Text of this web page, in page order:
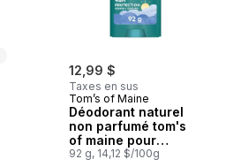
12,99 $
Taxes en sus
Tom’s of Maine
Déodorant naturel
non parfumé tom's
of maine pour
femmes et hommes
92 g, 14,12 $/100g